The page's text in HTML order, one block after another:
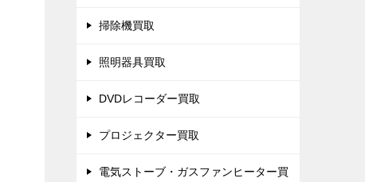
掃除機買取
照明器具買取
DVDレコーダー買取
プロジェクター買取
電気ストーブ・ガスファンヒーター買